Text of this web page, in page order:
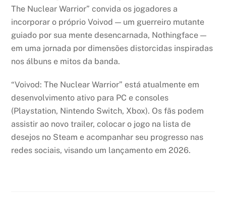
The Nuclear Warrior” convida os jogadores a
incorporar o próprio Voivod — um guerreiro mutante
guiado por sua mente desencarnada, Nothingface —
em uma jornada por dimensões distorcidas inspiradas
nos álbuns e mitos da banda.
“Voivod: The Nuclear Warrior” está atualmente em
desenvolvimento ativo para PC e consoles
(Playstation, Nintendo Switch, Xbox). Os fãs podem
assistir ao novo trailer, colocar o jogo na lista de
desejos no Steam e acompanhar seu progresso nas
redes sociais, visando um lançamento em 2026.